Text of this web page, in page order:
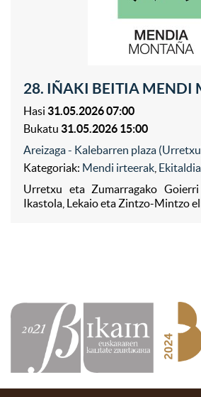
28. IÑAKI BEITIA MENDI
Hasi 31.05.2026 07:00
Bukatu 31.05.2026 15:00
Areizaga - Kalebarren plaza
Kategoriak: Mendi irteerak Ekitaldia
Urretxu eta Zumarragako
Ikastola, Lekaio eta Zintzo-Mintzo